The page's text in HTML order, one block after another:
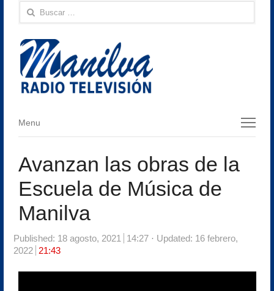
Buscar:
Menu
Menu
Avanzan las obras de la
Escuela de Música de
Manilva
Published: 18 agosto, 2021 14:27
Updated: 16 febrero,
2022
21:43